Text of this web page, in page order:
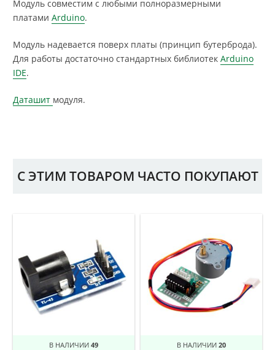
Модуль совместим с любыми полноразмерными
платами Arduino.
Модуль надевается поверх платы (принцип бутерброда).
Для работы достаточно стандартных библиотек Arduino
IDE.
Даташит модуля.
С ЭТИМ ТОВАРОМ ЧАСТО ПОКУПАЮТ
В НАЛИЧИИ 49 В НАЛИЧИИ 20